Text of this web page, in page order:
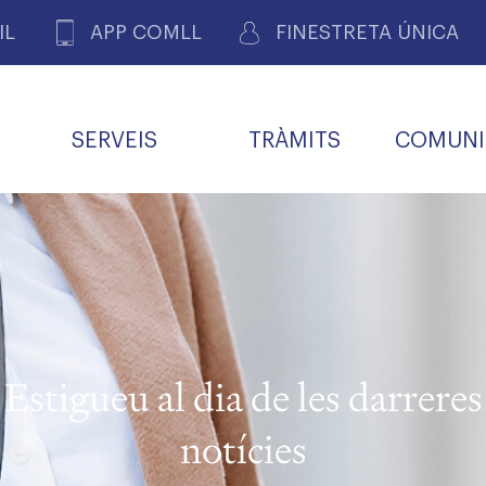
APP COMLL FINESTRETA ÚNICA
DE PACIENTS DE LLEIDA
SERVEIS TRÀMITS
DE GOVERN COMISSIÓ DEONTOLÒGICA
INFORMÀTICA I NOVES
TECNOLOGIES
DE FEINA
ALERTES
FARMACÈUTIQUES
R
CARNET METGE
COL·LEGIAT
Estigueu al dia de les darreres
notícies